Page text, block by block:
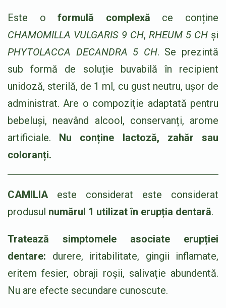
Este oformulă complexă ce conține
CHAMOMILLA VULGARIS 9 CH, RHEUM 5 CH și
PHYTOLACCA DECANDRA 5 CH. Se prezintă
sub formă de soluție buvabilă în recipient
unidoză, sterilă, de 1 ml, cu gust neutru, ușor de
administrat. Are o compoziție adaptată pentru
bebeluși, neavând alcool, conservanți, arome
artificiale. Nu conține lactoză, zahăr sau
coloranți.
CAMILIAeste considerat este considerat
produsul numărul 1 utilizat în erupția dentară.
Tratează simptomele asociate erupției
dentare: durere, iritabilitate, gingii inflamate,
eritem fesier, obraji roșii, salivație abundentă.
Nu are efecte secundare cunoscute.